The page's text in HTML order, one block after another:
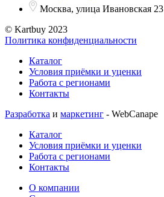
Москва, улица Ивановская 23
© Kartbuy 2023
Политика конфиденциальности
Каталог
Условия приёмки и уценки
Работа с регионами
Контакты
Разработка и маркетинг - WebCanape
Каталог
Условия приёмки и уценки
Работа с регионами
Контакты
О компании